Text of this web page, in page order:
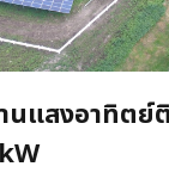
นแสงอาทิต